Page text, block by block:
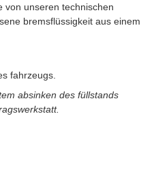
von unseren technischen
bremsflüssigkeit aus einem
fahrzeugs.
absinken des füllstands